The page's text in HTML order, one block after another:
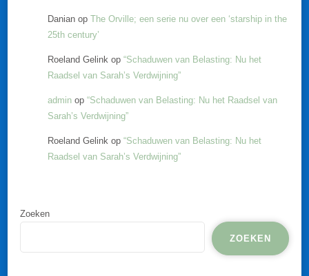
Danian op The Orville; een serie nu over een ‘starship in the
25th century’
Roeland Gelink op “Schaduwen van Belasting: Nu het
Raadsel van Sarah’s Verdwijning”
admin op “Schaduwen van Belasting: Nu het Raadsel van
Sarah’s Verdwijning”
Roeland Gelink op “Schaduwen van Belasting: Nu het
Raadsel van Sarah’s Verdwijning”
Zoeken
ZOEKEN